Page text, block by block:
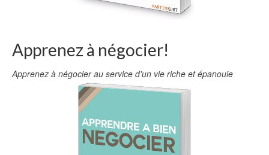
Apprenez à négocier!
Apprenez à négocier au service d'un vie riche et épanouie